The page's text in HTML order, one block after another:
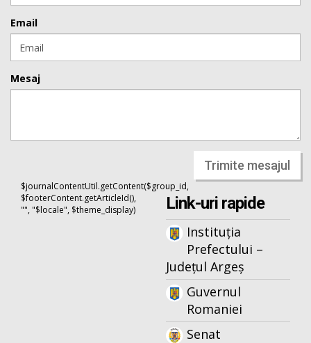
Email
Mesaj
Trimite mesajul
$journalContentUtil.getContent($group_id,
$footerContent.getArticleId(),
"", "$locale", $theme_display)
Link-uri rapide
Instituția
Prefectului –
Județul Argeș
Guvernul
Romaniei
Senat